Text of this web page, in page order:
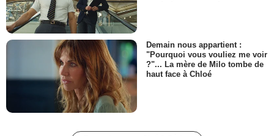
Demain nous appartient :
"Pourquoi vous vouliez me voir
?"... La mère de Milo tombe de
haut face à Chloé